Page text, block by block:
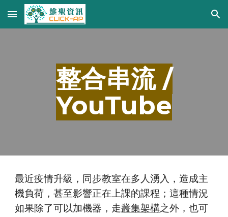
Skip to main content Skip to navigation
整合串流 /
YouTube
最近疫情升級，同步教室在多人湧入，造成主
機負荷，甚至影響正在上課的課程；這種情況
如果除了可以加機器，走叢集架構之外，也可